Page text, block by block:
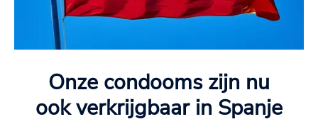
Onze condooms zijn nu
ook verkrijgbaar in Spanje